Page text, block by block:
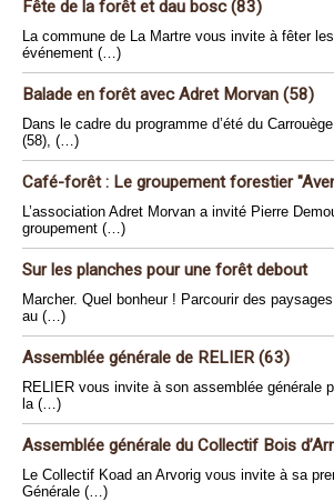
Fête de la forêt et dau bosc (83)
La commune de La Martre vous invite à fêter
événement (…)
Balade en forêt avec Adret Morvan (58)
Dans le cadre du programme d’été du
(58), (…)
Café-forêt : Le groupement forestier
L’association Adret Morvan a invité Pierre
groupement (…)
Sur les planches pour une forêt debout
Marcher. Quel bonheur ! Parcourir des
au (…)
Assemblée générale de RELIER (63)
RELIER vous invite à son assemblée générale
la (…)
Assemblée générale du Collectif Bois
Le Collectif Koad an Arvorig vous invite à sa
Générale (…)